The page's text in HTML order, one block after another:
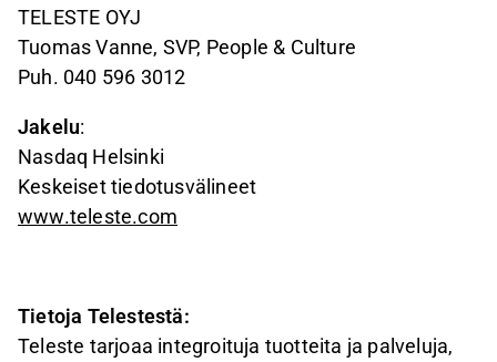
TELESTE OYJ
Tuomas Vanne, SVP, People & Culture
Puh. 040 596 3012
Jakelu:
Nasdaq Helsinki
Keskeiset tiedotusvälineet
www.teleste.com
Tietoja Telestestä:
Teleste tarjoaa integroituja tuotteita ja palveluja,